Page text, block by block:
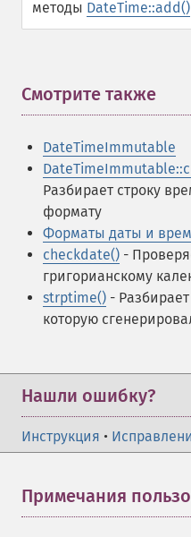
методы DateTime::add()
Смотрите также
DateTimeImmutable
Разбирает строку
формату
Форматы даты и
checkdate() -
григорианскому
strptime() -
которую
Нашли ошибку?
Инструкция •
Примечания